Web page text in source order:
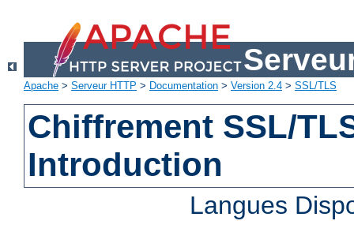
Apache > Serveur HTTP > Documentation > Version 2.4 > SSL/TLS
Chiffrement SSL/
Introduction
Langues